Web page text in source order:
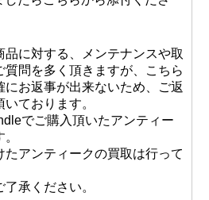
に対する、メンテナンスや取
質問を多く頂きますが、こちら
にお返事が出来ないため、ご返
ております。
でご購入頂いたアンティー
アンティークの買取は行って
承ください。